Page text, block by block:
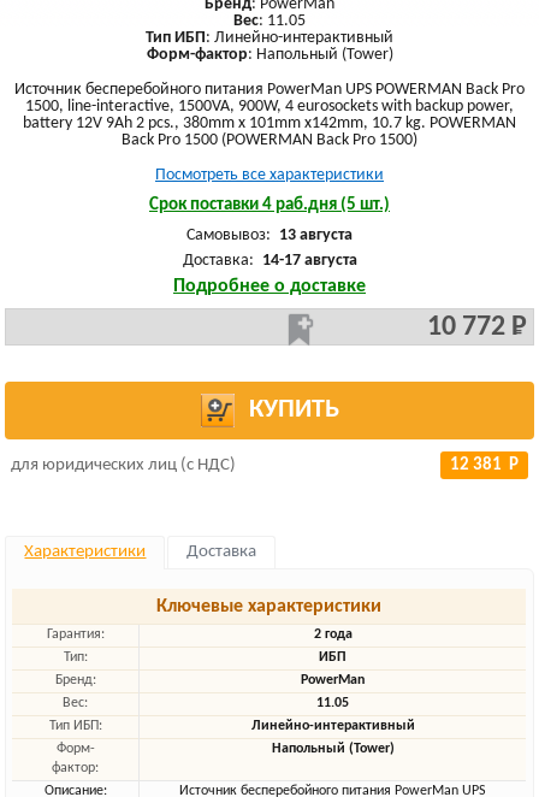
Бренд: PowerMan
Вес: 11.05
Тип ИБП: Линейно-интерактивный
Форм-фактор: Напольный (Tower)
Источник бесперебойного питания PowerMan UPS POWERMAN Back Pro
1500, line-interactive, 1500VA, 900W, 4 eurosockets with backup power,
battery 12V 9Ah 2 pcs., 380mm x 101mm x142mm, 10.7 kg. POWERMAN
Back Pro 1500 (POWERMAN Back Pro 1500)
Посмотреть все характеристики
Срок поставки 4 раб.дня (5 шт.)
Самовывоз: 13 августа
Доставка: 14-17 августа
Подробнее о доставке
10 772 Р
КУПИТЬ
для юридических лиц (с НДС) 12 381 Р
Характеристики Доставка
Ключевые характеристики
Гарантия:
2 года
Тип:
ИБП
Бренд:
PowerMan
Вес:
11.05
Тип ИБП:
Линейно-интерактивный
Форм-
фактор:
Напольный (Tower)
Описание:
Источник бесперебойного питания PowerMan UPS